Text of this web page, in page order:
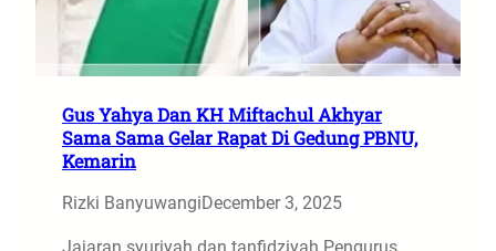
Gus Yahya Dan KH Miftachul Akhyar
Sama Sama Gelar Rapat Di Gedung PBNU,
Kemarin
Rizki BanyuwangiDecember 3, 2025